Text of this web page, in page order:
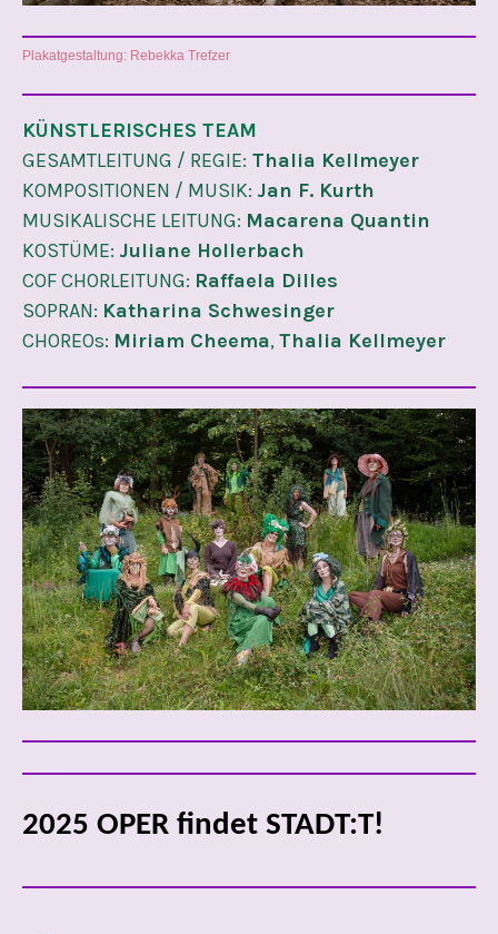
Plakatgestaltung: Rebekka Trefzer
KÜNSTLERISCHES TEAM
GESAMTLEITUNG / REGIE: Thalia Kellmeyer
KOMPOSITIONEN / MUSIK: Jan F. Kurth
MUSIKALISCHE LEITUNG: Macarena Quantin
KOSTÜME: Juliane Hollerbach
COF CHORLEITUNG: Raffaela Dilles
SOPRAN: Katharina Schwesinger
CHOREOs: Miriam Cheema,Thalia Kellmeyer
2025 OPER findet STADT:T!